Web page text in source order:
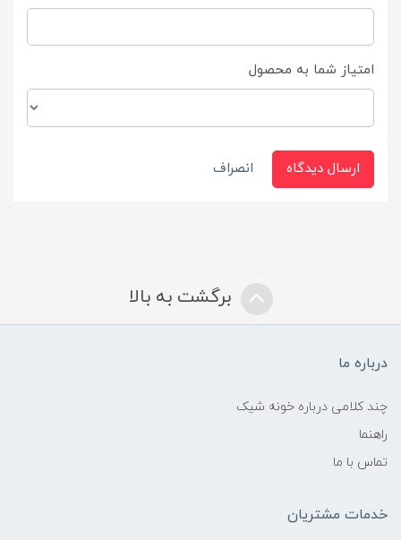
امتیاز شما به محصول
ارسال دیدگاه انصراف
برگشت به بالا
درباره ما
چند کلامی درباره خونه شیک
راهنما
تماس با ما
خدمات مشتریان